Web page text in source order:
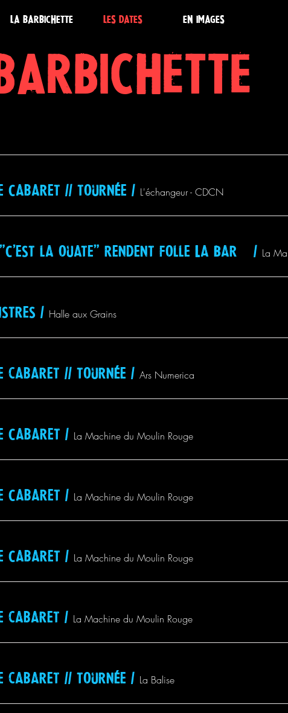
LA BARBICHETTE LES DATES EN IMAGES
Cabaret // tournée / L'échangeur - CDCN
/
/ Halle aux Grains
cabaret // tournée / Ars Numerica
Cabaret / La Machine du Moulin Rouge
Cabaret / La Machine du Moulin Rouge
Cabaret / La Machine du Moulin Rouge
cabaret / La Machine du Moulin Rouge
cabaret // tournée / La Balise